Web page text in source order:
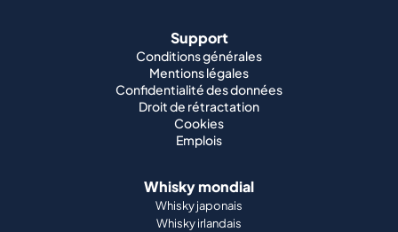
Support
Conditions générales
Mentions légales
Confidentialité des données
Droit de rétractation
Cookies
Emplois
Whisky mondial
Whisky japonais
Whisky irlandais